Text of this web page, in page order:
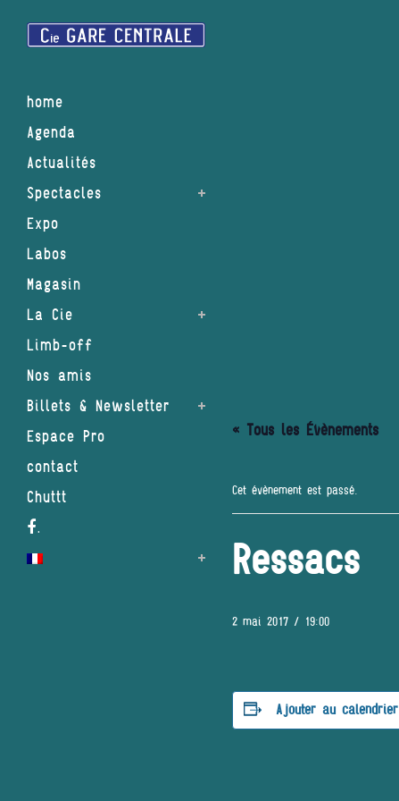
home
Agenda
Actualités
Spectacles
Expo
Labos
Magasin
La Cie
Limb-off
Nos amis
Billets & Newsletter
Espace Pro
contact
Chuttt
.
« Tous les Évènements
Cet évènement est passé.
Ressacs
2 mai 2017 / 19:00
Ajouter au calendrier